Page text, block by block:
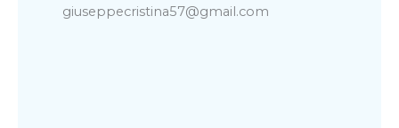
giuseppecristina57@gmail.com